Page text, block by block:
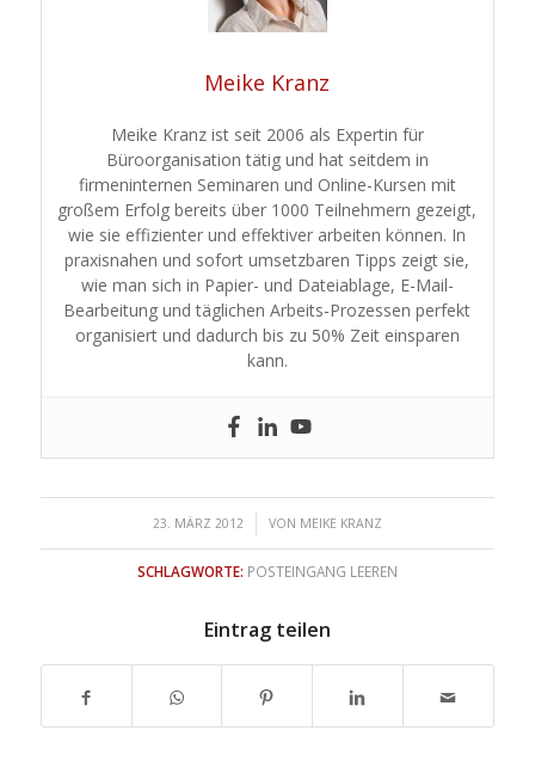
Meike Kranz
Meike Kranz ist seit 2006 als Expertin für
Büroorganisation tätig und hat seitdem in
firmeninternen Seminaren und Online-Kursen mit
großem Erfolg bereits über 1000 Teilnehmern gezeigt,
wie sie effizienter und effektiver arbeiten können. In
praxisnahen und sofort umsetzbaren Tipps zeigt sie,
wie man sich in Papier- und Dateiablage, E-Mail-
Bearbeitung und täglichen Arbeits-Prozessen perfekt
organisiert und dadurch bis zu 50% Zeit einsparen
kann.
23. MÄRZ 2012
/ VON MEIKE KRANZ
SCHLAGWORTE: POSTEINGANG LEEREN
Eintrag teilen